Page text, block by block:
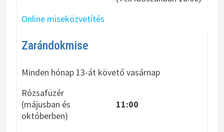
Online miseközvetítés
Zarándokmise
Minden hónap 13-át követő vasárnap
Rózsafüzér
(májusban és
októberben)
11:00